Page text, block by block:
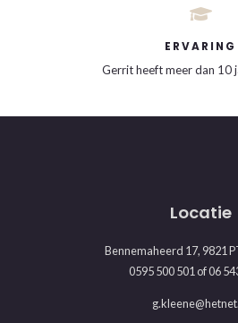
ERVARING
Gerrit heeft meer dan 10
Locatie
Bennemaheerd 17, 9821
0595 500 501of06